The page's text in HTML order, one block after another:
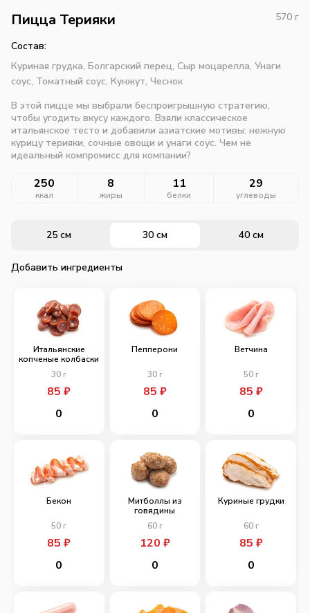
Пицца Терияки 570 г
Состав:
Куриная грудка, Болгарский перец, Сыр моцарелла, Унаги
соус, Томатный соус, Кунжут, Чеснок
В этой пицце мы выбрали беспроигрышную стратегию,
чтобы угодить вкусу каждого. Взяли классическое
итальянское тесто и добавили азиатские мотивы: нежную
курицу терияки, сочные овощи и унаги соус. Чем не
идеальный компромисс для компании?
250
ккал
8
жиры
11
белки
29
углеводы
25 см 30 см 40 см
Добавить ингредиенты
Итальянские
копченые колбаски
30 г
85₽
0
Пепперони
30г
85 ₽
0
Ветчина
50г
85 ₽
0
Бекон
50 г
85₽
0
Митболлы из
говядины
60г
120 ₽
0
Куриные грудки
60г
85 ₽
0